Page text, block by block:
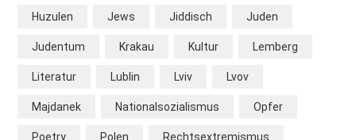
Huzulen Jews Jiddisch Juden
Judentum Krakau Kultur Lemberg
Literatur Lublin Lviv Lvov
Majdanek Nationalsozialismus Opfer
Poetry Polen Rechtsextremismus